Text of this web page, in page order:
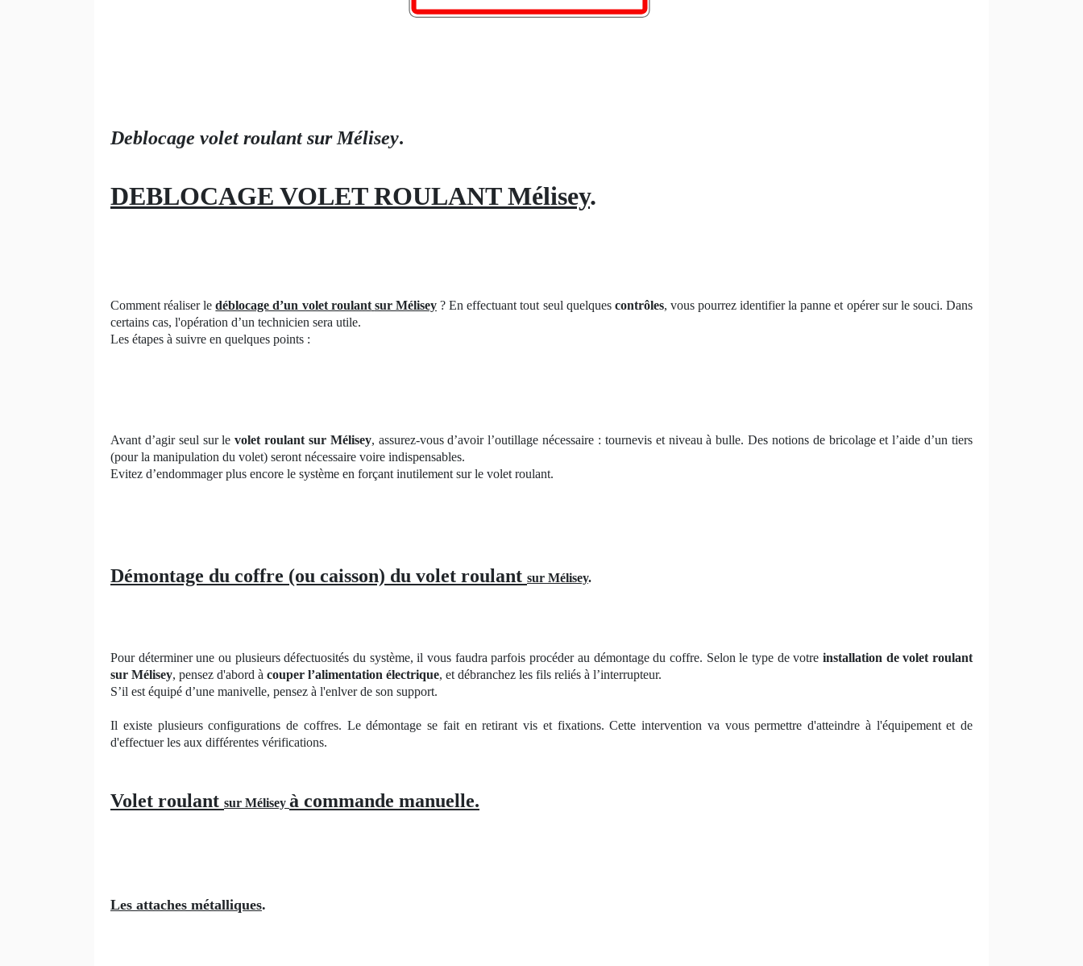
Deblocage volet roulant sur Mélisey.
DEBLOCAGE VOLET ROULANT Mélisey.
Comment réaliser ledéblocage d’un volet roulant sur Mélisey? En effectuant tout seul quelques contrôles, vous pourrez identifier la panne et opérer sur le souci. Dans
certains cas, l'opération d’un technicien sera utile.
Les étapes à suivre en quelques points :
Avant d’agir seul sur levolet roulant sur Mélisey, assurez-vous d’avoir l’outillage nécessaire : tournevis et niveau à bulle. Des notions de bricolage et l’aide d’un tiers
(pour la manipulation du volet) seront nécessaire voire indispensables.
Evitez d’endommager plus encore le système en forçant inutilement sur le volet roulant.
Démontage du coffre (ou caisson) du volet roulant sur Mélisey.
Pour déterminer une ou plusieurs défectuosités du système, il vous faudra parfois procéder au démontage du coffre. Selon le type de votre installation de volet roulant
sur Mélisey, pensez d'abord à couper l’alimentation électrique, et débranchez les fils reliés à l’interrupteur.
S’il est équipé d’une manivelle, pensez à l'enlver de son support.
Il existe plusieurs configurations de coffres. Le démontage se fait en retirant vis et fixations. Cette intervention va vous permettre d'atteindre à l'équipement et de
d'effectuer les aux différentes vérifications.
Volet roulant sur Mélisey à commande manuelle.
Les attaches métalliques.